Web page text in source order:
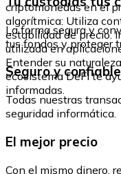
criptomonedas en el
algorítmica: Utiliza
estabilidad de precio.
utilizada en
Entender su
ecosistema DeFi te
informadas.
La forma segura y
tus fondos y proteger
Seguro y confiable
Todas nuestras
seguridad informática.
El mejor precio
Con el mismo dinero,